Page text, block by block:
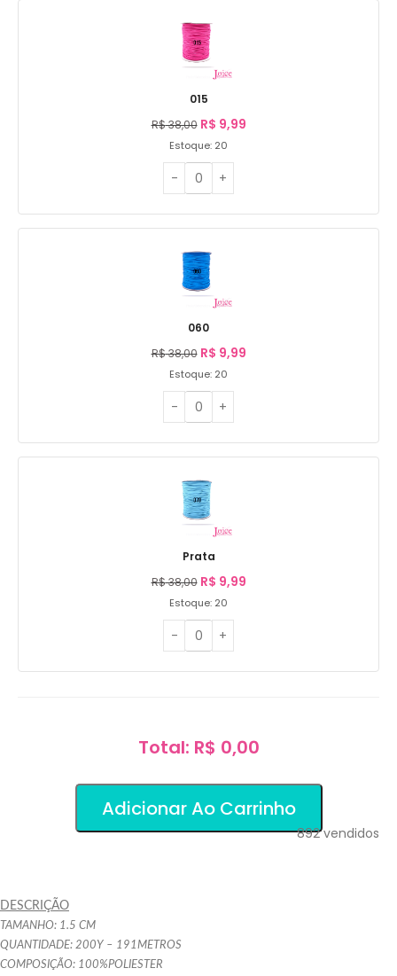
015
R$38,00 R$ 9,99
Estoque: 20
060
R$38,00 R$ 9,99
Estoque: 20
Prata
R$38,00 R$ 9,99
Estoque: 20
Total: R$ 0,00
Adicionar Ao Carrinho
892vendidos
DESCRIÇÃO
TAMANHO: 1.5 CM
QUANTIDADE: 200Y – 191METROS
COMPOSIÇÃO: 100%POLIESTER